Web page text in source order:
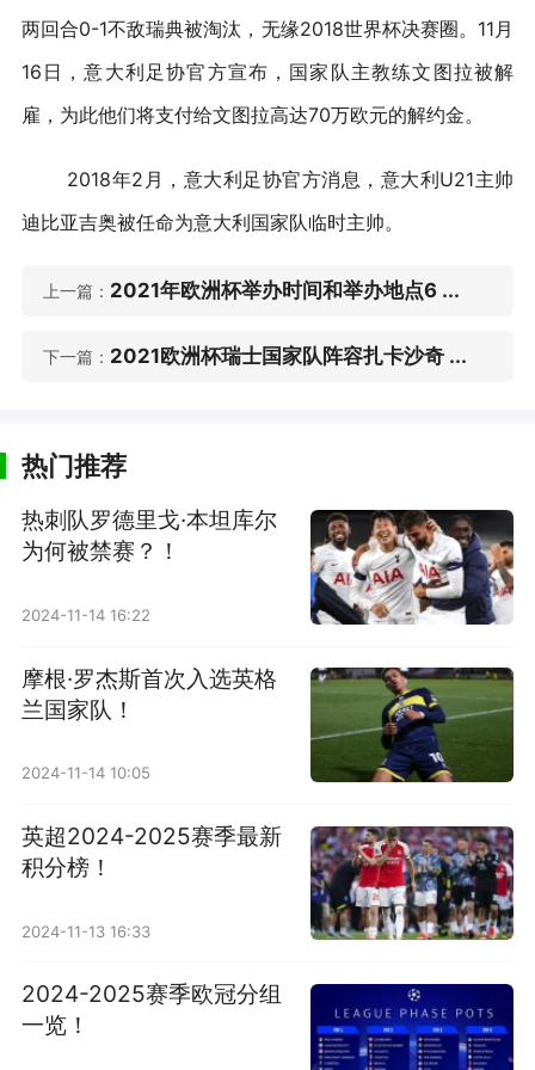
两回合0-1不敌瑞典被淘汰，无缘2018世界杯决赛圈。11月
16日，意大利足协官方宣布，国家队主教练文图拉被解
雇，为此他们将支付给文图拉高达70万欧元的解约金。
2018年2月，意大利足协官方消息，意大利U21主帅
迪比亚吉奥被任命为意大利国家队临时主帅。
上一篇： 2021年欧洲杯举办时间和举办地点6 ...
下一篇： 2021欧洲杯瑞士国家队阵容扎卡沙奇 ...
热门推荐
热刺队罗德里戈·本坦库尔
为何被禁赛？！
2024-11-14 16:22
摩根·罗杰斯首次入选英格
兰国家队！
2024-11-14 10:05
英超2024-2025赛季最新
积分榜！
2024-11-13 16:33
2024-2025赛季欧冠分组
一览！